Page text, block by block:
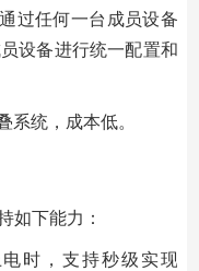
过任何一台成员设备
设备进行统一配置和
统，成本低。
如下能力：
时，支持秒级实现